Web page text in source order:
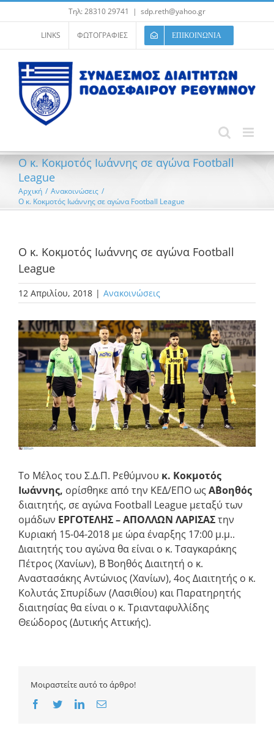
στο
περιεχόμενο
Τηλ: 28310 29741 | sdp.reth@yahoo.gr
LINKS ΦΩΤΟΓΡΑΦΙΕΣ ΕΠΙΚΟΙΝΩΝΙΑ
Ο κ. Κοκμοτός Ιωάννης σε αγώνα Football
League
Αρχική / Ανακοινώσεις /
Ο κ. Κοκμοτός Ιωάννης σε αγώνα Football League
Ο κ. Κοκμοτός Ιωάννης σε αγώνα Football
League
12 Απριλίου, 2018 | Ανακοινώσεις
Προβολή
μεγαλύτερης
εικόνας
Το Μέλος του Σ.Δ.Π. Ρεθύμνου κ. Κοκμοτός
Ιωάννης, ορίσθηκε από την ΚΕΔ/ΕΠΟ ως Α΄Βοηθός
διαιτητής, σε αγώνα Football League μεταξύ των
ομάδων ΕΡΓΟΤΕΛΗΣ – ΑΠΟΛΛΩΝ ΛΑΡΙΣΑΣτην
Κυριακή 15-04-2018 με ώρα έναρξης 17:00 μ.μ..
Διαιτητής του αγώνα θα είναι ο κ. Τσαγκαράκης
Πέτρος (Χανίων), Β΄ Βοηθός Διαιτητή ο κ.
Αναστασάκης Αντώνιος (Χανίων), 4ος Διαιτητής ο κ.
Κολυτάς Σπυρίδων (Λασιθίου) και Παρατηρητής
διαιτησίας θα είναι ο κ. Τριανταφυλλίδης
Θεώδορος (Δυτικής Αττικής).
Μοιραστείτε αυτό το άρθρο!
Facebook
TwitterLinkedInEmail